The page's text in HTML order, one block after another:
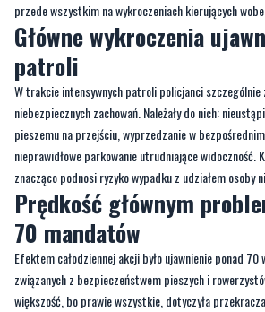
przede wszystkim na wykroczeniach kierujących
Główne wykroczenia
patroli
W trakcie intensywnych patroli policjanci szczególnie
niebezpiecznych zachowań. Należały do nich:
pieszemu na przejściu, wyprzedzanie w
nieprawidłowe parkowanie utrudniające widoczność.
znacząco podnosi ryzyko wypadku z udziałem osoby
Prędkość głównym
70 mandatów
Efektem całodziennej akcji było ujawnienie ponad
związanych z bezpieczeństwem pieszych i
większość, bo prawie wszystkie, dotyczyła